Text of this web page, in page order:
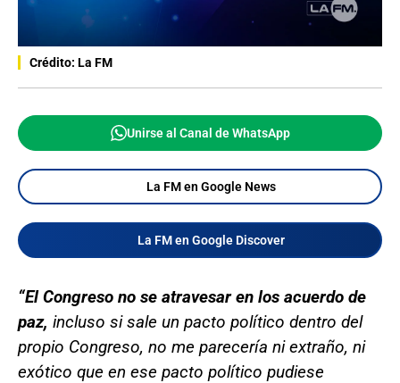
Crédito: La FM
Unirse al Canal de WhatsApp
La FM en Google News
La FM en Google Discover
“El Congreso no se atravesar en los acuerdo de
paz, incluso si sale un pacto político dentro del
propio Congreso, no me parecería ni extraño, ni
exótico que en ese pacto político pudiese